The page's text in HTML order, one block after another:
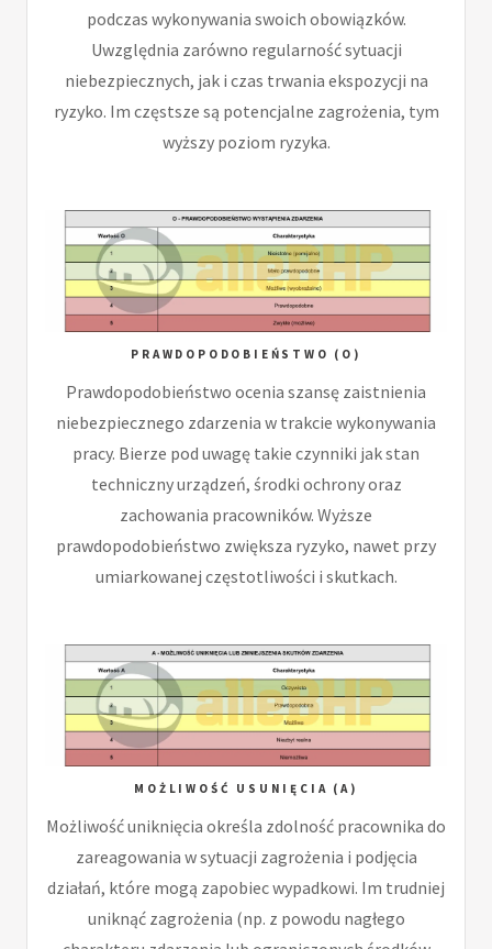
podczas wykonywania swoich obowiązków.
Uwzględnia zarówno regularność sytuacji
niebezpiecznych, jak i czas trwania ekspozycji na
ryzyko. Im częstsze są potencjalne zagrożenia, tym
wyższy poziom ryzyka.
PRAWDOPODOBIEŃSTWO (O)
Prawdopodobieństwo ocenia szansę zaistnienia
niebezpiecznego zdarzenia w trakcie wykonywania
pracy. Bierze pod uwagę takie czynniki jak stan
techniczny urządzeń, środki ochrony oraz
zachowania pracowników. Wyższe
prawdopodobieństwo zwiększa ryzyko, nawet przy
umiarkowanej częstotliwości i skutkach.
MOŻLIWOŚĆ USUNIĘCIA (A)
Możliwość uniknięcia określa zdolność pracownika do
zareagowania w sytuacji zagrożenia i podjęcia
działań, które mogą zapobiec wypadkowi. Im trudniej
uniknąć zagrożenia (np. z powodu nagłego